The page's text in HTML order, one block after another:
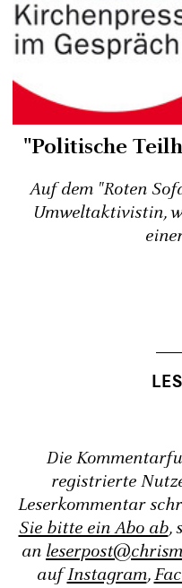
"Politische
Auf dem "Roten
Umweltaktivistin,
Die
registrierte
Leserkommentar
Sie bitte ein Abo ab,
an
aufInstagram,